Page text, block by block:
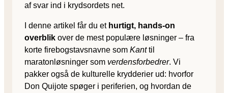
af svar ind i krydsordets net.
I denne artikel får du et hurtigt, hands-on
overblik over de mest populære løsninger – fra
korte firebogstavsnavne som Kanttil
maratonløsninger som verdensforbedrer. Vi
pakker også de kulturelle krydderier ud: hvorfor
Don Quijote spøger i periferien, og hvordan de